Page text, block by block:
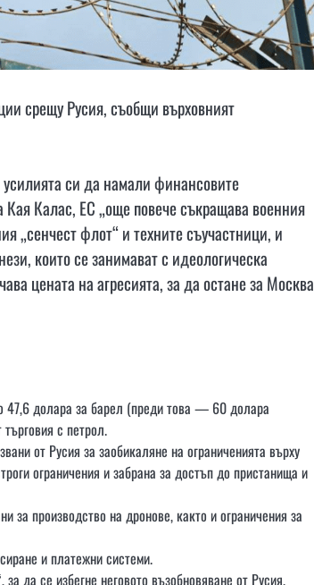
срещу Русия, съобщи върховният
си да намали финансовите
Калас, ЕС „още повече съкращава военния
„сенчест флот“ и техните съучастници, и
които се занимават с идеологическа
цената на агресията, за да остане за Москва
47,6 долара за барел (преди това — 60 долара
с петрол.
от Русия за заобикаляне на ограниченията върху
ограничения и забрана за достъп до пристанища и
за производство на дронове, както и ограничения за
и платежни системи.
, за да се избегне неговото възобновяване от Русия.